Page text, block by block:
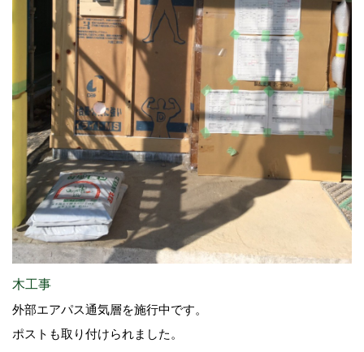
木工事
外部エアパス通気層を施行中です。
ポストも取り付けられました。